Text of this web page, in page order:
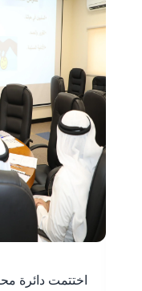
اختتمت دائرة